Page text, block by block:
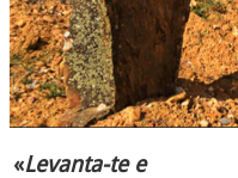
«Levanta-te e